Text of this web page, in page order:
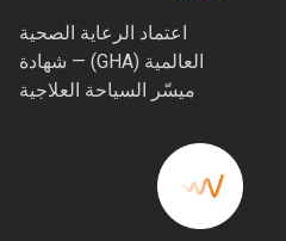
اعتماد الرعاية الصحية
العالمية (GHA) — شهادة
ميسّر السياحة العلاجية